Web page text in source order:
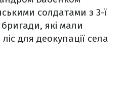
солдатами з 3-ї
які мали
для деокупації села